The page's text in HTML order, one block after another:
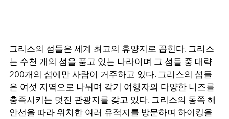
그리스의 섬들은 세계 최고의 휴양지로 꼽힌다. 그리스
는 수천 개의 섬을 품고 있는 나라이며 그 섬들 중 대략
200개의 섬에만 사람이 거주하고 있다. 그리스의 섬들
은 여섯 지역으로 나뉘며 각기 여행자의 다양한 니즈를
충족시키는 멋진 관광지를 갖고 있다. 그리스의 동쪽 해
안선을 따라 위치한 여러 유적지를 방문하며 하이킹을